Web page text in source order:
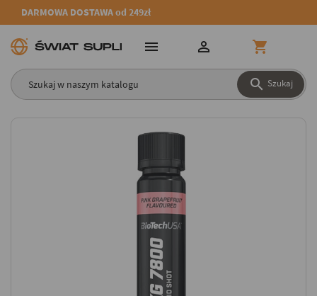
DARMOWA DOSTAWA od 249zł
 Szukaj
  